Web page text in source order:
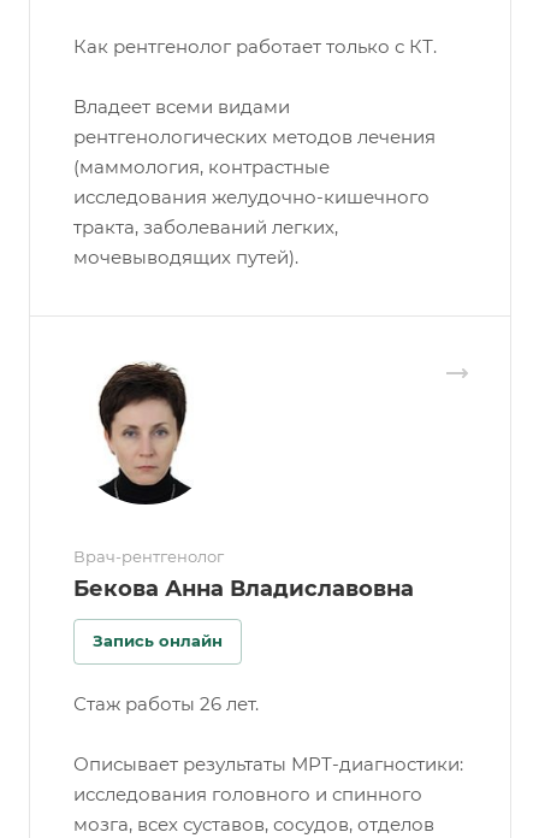
Как рентгенолог работает только с КТ.
Владеет всеми видами
рентгенологических методов лечения
(маммология, контрастные
исследования желудочно-кишечного
тракта, заболеваний легких,
мочевыводящих путей).
Врач-рентгенолог
Бекова Анна Владиславовна
Запись онлайн
Стаж работы 26 лет.
Описывает результаты МРТ-диагностики:
исследования головного и спинного
мозга, всех суставов, сосудов, отделов